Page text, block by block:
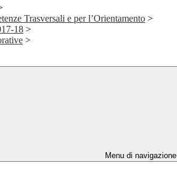
Trasversali e per l’Orientamento >
18 >
>
Menu di navigazione